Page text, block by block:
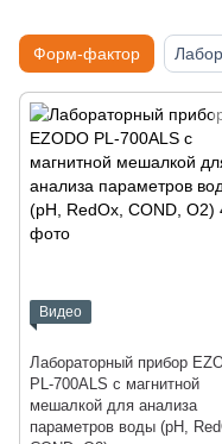
Форм-фактор
Видео
Лабораторный прибор
PL-700ALS с магнитной
мешалкой для анализа
параметров воды (рН,